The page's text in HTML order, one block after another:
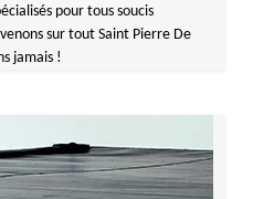
pour tous soucis
sur tout Saint Pierre De
jamais !